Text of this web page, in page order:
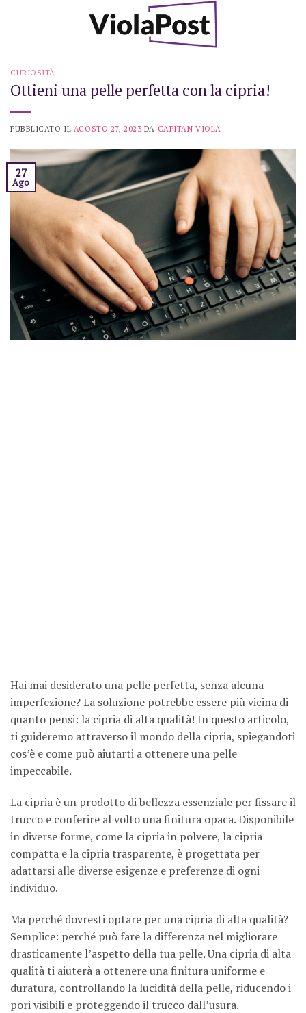
CURIOSITÀ
Ottieni una pelle perfetta con la cipria!
PUBBLICATO IL AGOSTO 27, 2023 DA CAPITAN VIOLA
27
Ago
Hai mai desiderato una pelle perfetta, senza alcuna
imperfezione? La soluzione potrebbe essere più vicina di
quanto pensi: la cipria di alta qualità! In questo articolo,
ti guideremo attraverso il mondo della cipria, spiegandoti
cos’è e come può aiutarti a ottenere una pelle
impeccabile.
La cipria è un prodotto di bellezza essenziale per fissare il
trucco e conferire al volto una finitura opaca. Disponibile
in diverse forme, come la cipria in polvere, la cipria
compatta e la cipria trasparente, è progettata per
adattarsi alle diverse esigenze e preferenze di ogni
individuo.
Ma perché dovresti optare per una cipria di alta qualità?
Semplice: perché può fare la differenza nel migliorare
drasticamente l’aspetto della tua pelle. Una cipria di alta
qualità ti aiuterà a ottenere una finitura uniforme e
duratura, controllando la lucidità della pelle, riducendo i
pori visibili e proteggendo il trucco dall’usura.